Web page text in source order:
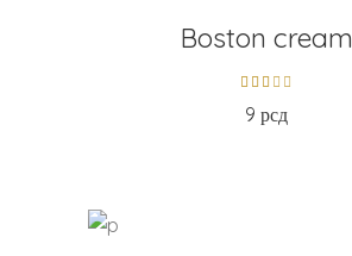
Boston cream
9 рсд
ADD TO CART